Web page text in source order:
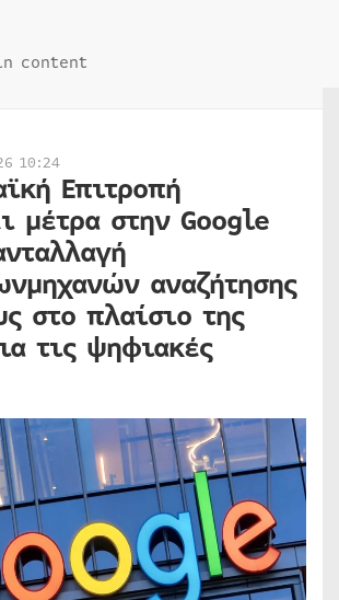
content
10:24
Επιτροπή
μέτρα στην Google
αναζήτησης
στο πλαίσιο της
τις ψηφιακές